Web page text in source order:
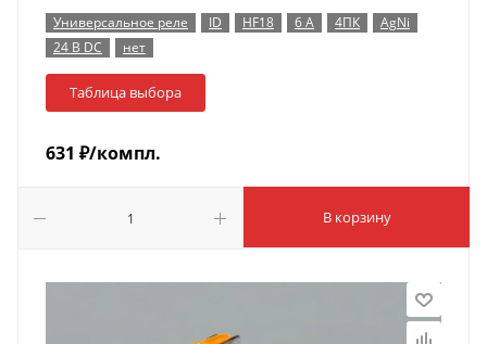
Универсальное реле ID HF18 6 А 4ПК
AgNi
24 В DC
нет
Таблица выбора
631 ₽/компл.
В корзину